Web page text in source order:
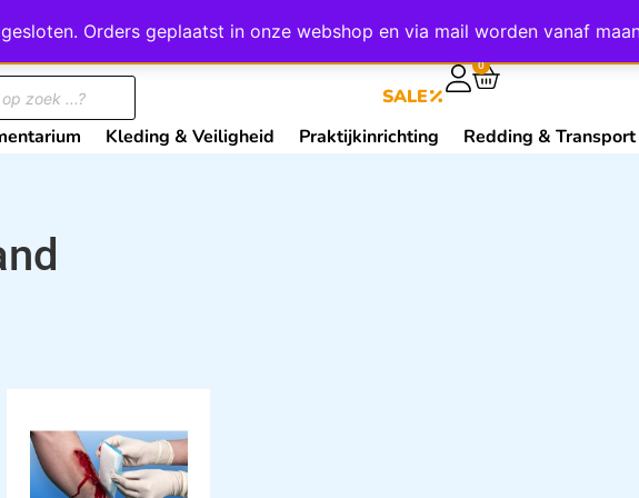
Orders geplaatst in onze webshop en via mail worden vanaf
Mijn Account
SALE
0
Kleding & Veiligheid Praktijkinrichting Redding & Transport